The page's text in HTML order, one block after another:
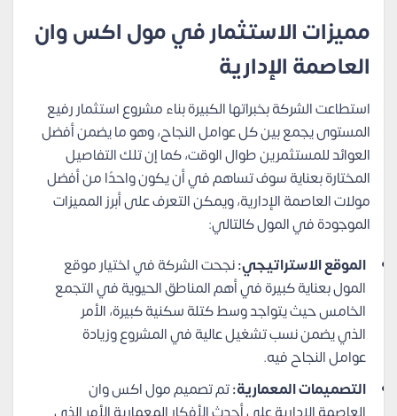
مميزات الاستثمار في مول اكس وان
العاصمة الإدارية
استطاعت الشركة بخبراتها الكبيرة بناء مشروع استثمار رفيع
المستوى يجمع بين كل عوامل النجاح، وهو ما يضمن أفضل
العوائد للمستثمرين طوال الوقت، كما إن تلك التفاصيل
المختارة بعناية سوف تساهم في أن يكون واحدًا من أفضل
مولات العاصمة الإدارية، ويمكن التعرف على أبرز المميزات
الموجودة في المول كالتالي:
الموقع الاستراتيجي:نجحت الشركة في اختيار موقع
المول بعناية كبيرة في أهم المناطق الحيوية في التجمع
الخامس حيث يتواجد وسط كتلة سكنية كبيرة، الأمر
الذي يضمن نسب تشغيل عالية في المشروع وزيادة
عوامل النجاح فيه.
التصميمات المعمارية:تم تصميم مول اكس وان